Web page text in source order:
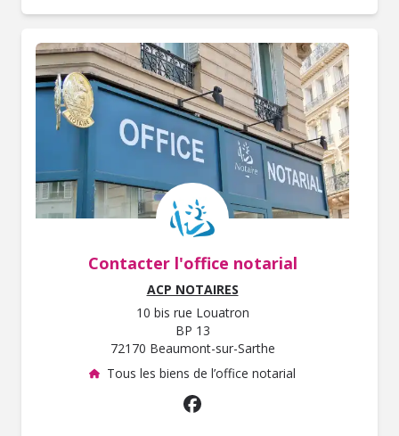
Contacter l'office notarial
ACP NOTAIRES
10 bis rue Louatron
BP 13
72170 Beaumont-sur-Sarthe
Tous les biens de l’office notarial